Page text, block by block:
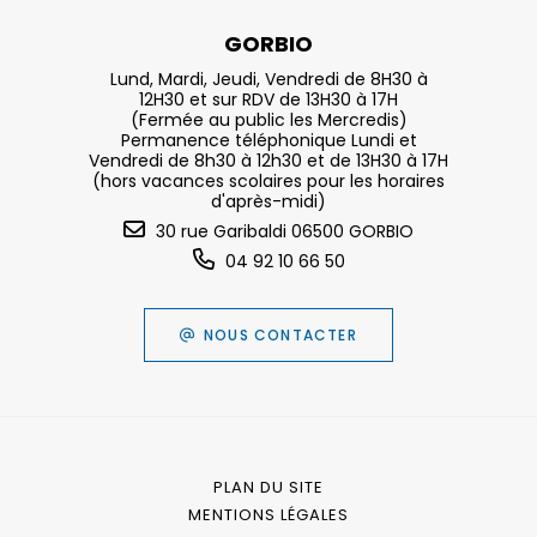
GORBIO
Lund, Mardi, Jeudi, Vendredi de 8H30 à
12H30 et sur RDV de 13H30 à 17H
(Fermée au public les Mercredis)
Permanence téléphonique Lundi et
Vendredi de 8h30 à 12h30 et de 13H30 à 17H
(hors vacances scolaires pour les horaires
d'après-midi)
30 rue Garibaldi 06500 GORBIO
04 92 10 66 50
NOUS CONTACTER
PLAN DU SITE
MENTIONS LÉGALES